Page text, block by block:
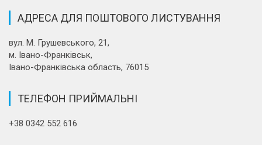
АДРЕСА ДЛЯ ПОШТОВОГО ЛИСТУВАННЯ
вул. М. Грушевського, 21,
м. Івано-Франківськ,
Івано-Франківська область, 76015
ТЕЛЕФОН ПРИЙМАЛЬНІ
+38 0342 552 616